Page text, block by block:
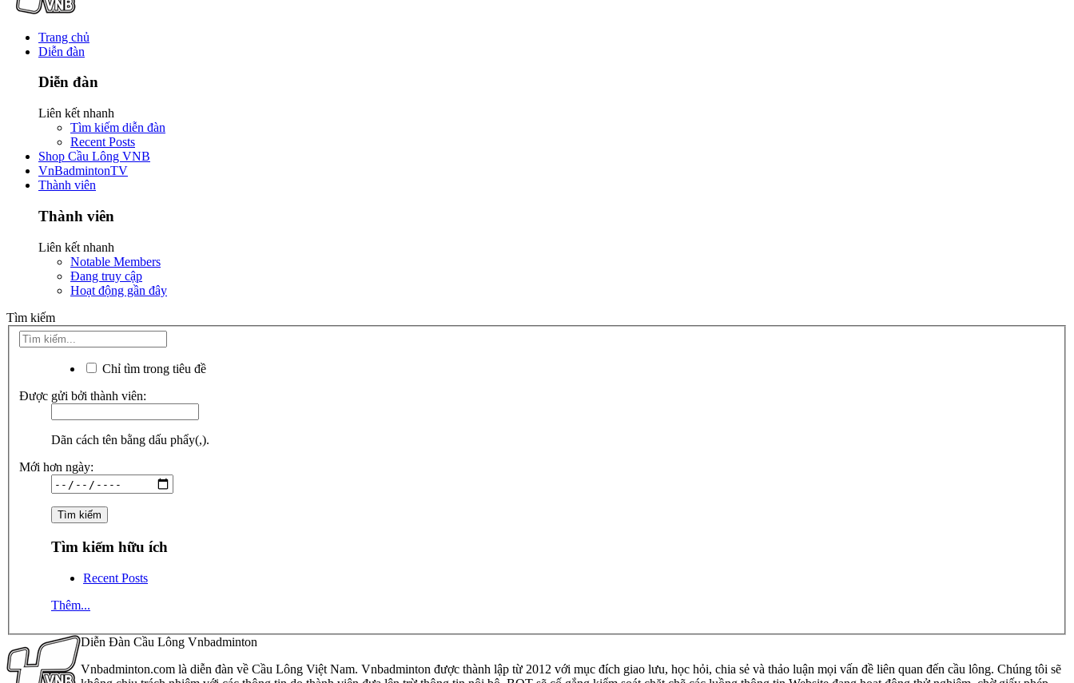
Trang chủ
Diễn đàn
Diễn đàn
Liên kết nhanh
Tìm kiếm diễn đàn
Recent Posts
Shop Cầu Lông VNB
VnBadmintonTV
Thành viên
Thành viên
Liên kết nhanh
Notable Members
Đang truy cập
Hoạt động gần đây
Tìm kiếm
Chỉ tìm trong tiêu đề
Được gửi bởi thành viên:
Dãn cách tên bằng dấu phẩy(,).
Mới hơn ngày:
Tìm kiếm hữu ích
Recent Posts
Thêm...
Diễn Đàn Cầu Lông Vnbadminton
Vnbadminton.com là diễn đàn về Cầu Lông Việt Nam. Vnbadminton được thành lập từ 2012 với mục đích giao lưu, học hỏi, chia sẻ và thảo luận mọi vấn đề liên quan đến cầu lông. Chúng tôi sẽ